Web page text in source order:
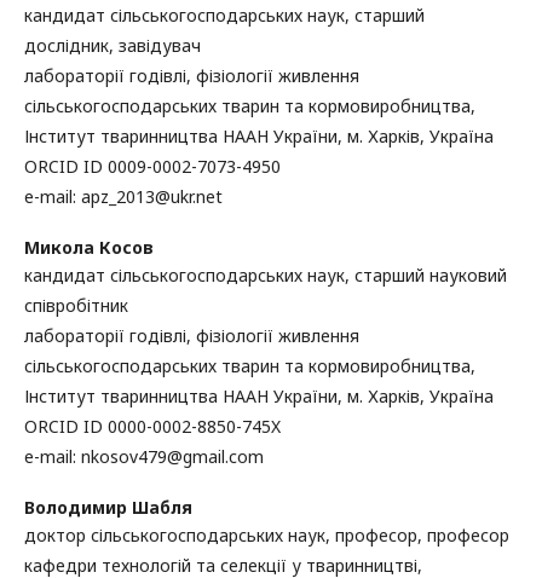
кандидат сільськогосподарських наук, старший
дослідник, завідувач
лабораторії годівлі, фізіології живлення
сільськогосподарських тварин та кормовиробництва,
Інститут тваринництва НААН України, м. Харків, Україна
ORCID ID 0009-0002-7073-4950
e-mail: apz_2013@ukr.net
Микола Косов
кандидат сільськогосподарських наук, старший науковий
співробітник
лабораторії годівлі, фізіології живлення
сільськогосподарських тварин та кормовиробництва,
Інститут тваринництва НААН України, м. Харків, Україна
ORCID ID 0000-0002-8850-745X
e-mail: nkosov479@gmail.com
Володимир Шабля
доктор сільськогосподарських наук, професор, професор
кафедри технологій та селекції у тваринництві,